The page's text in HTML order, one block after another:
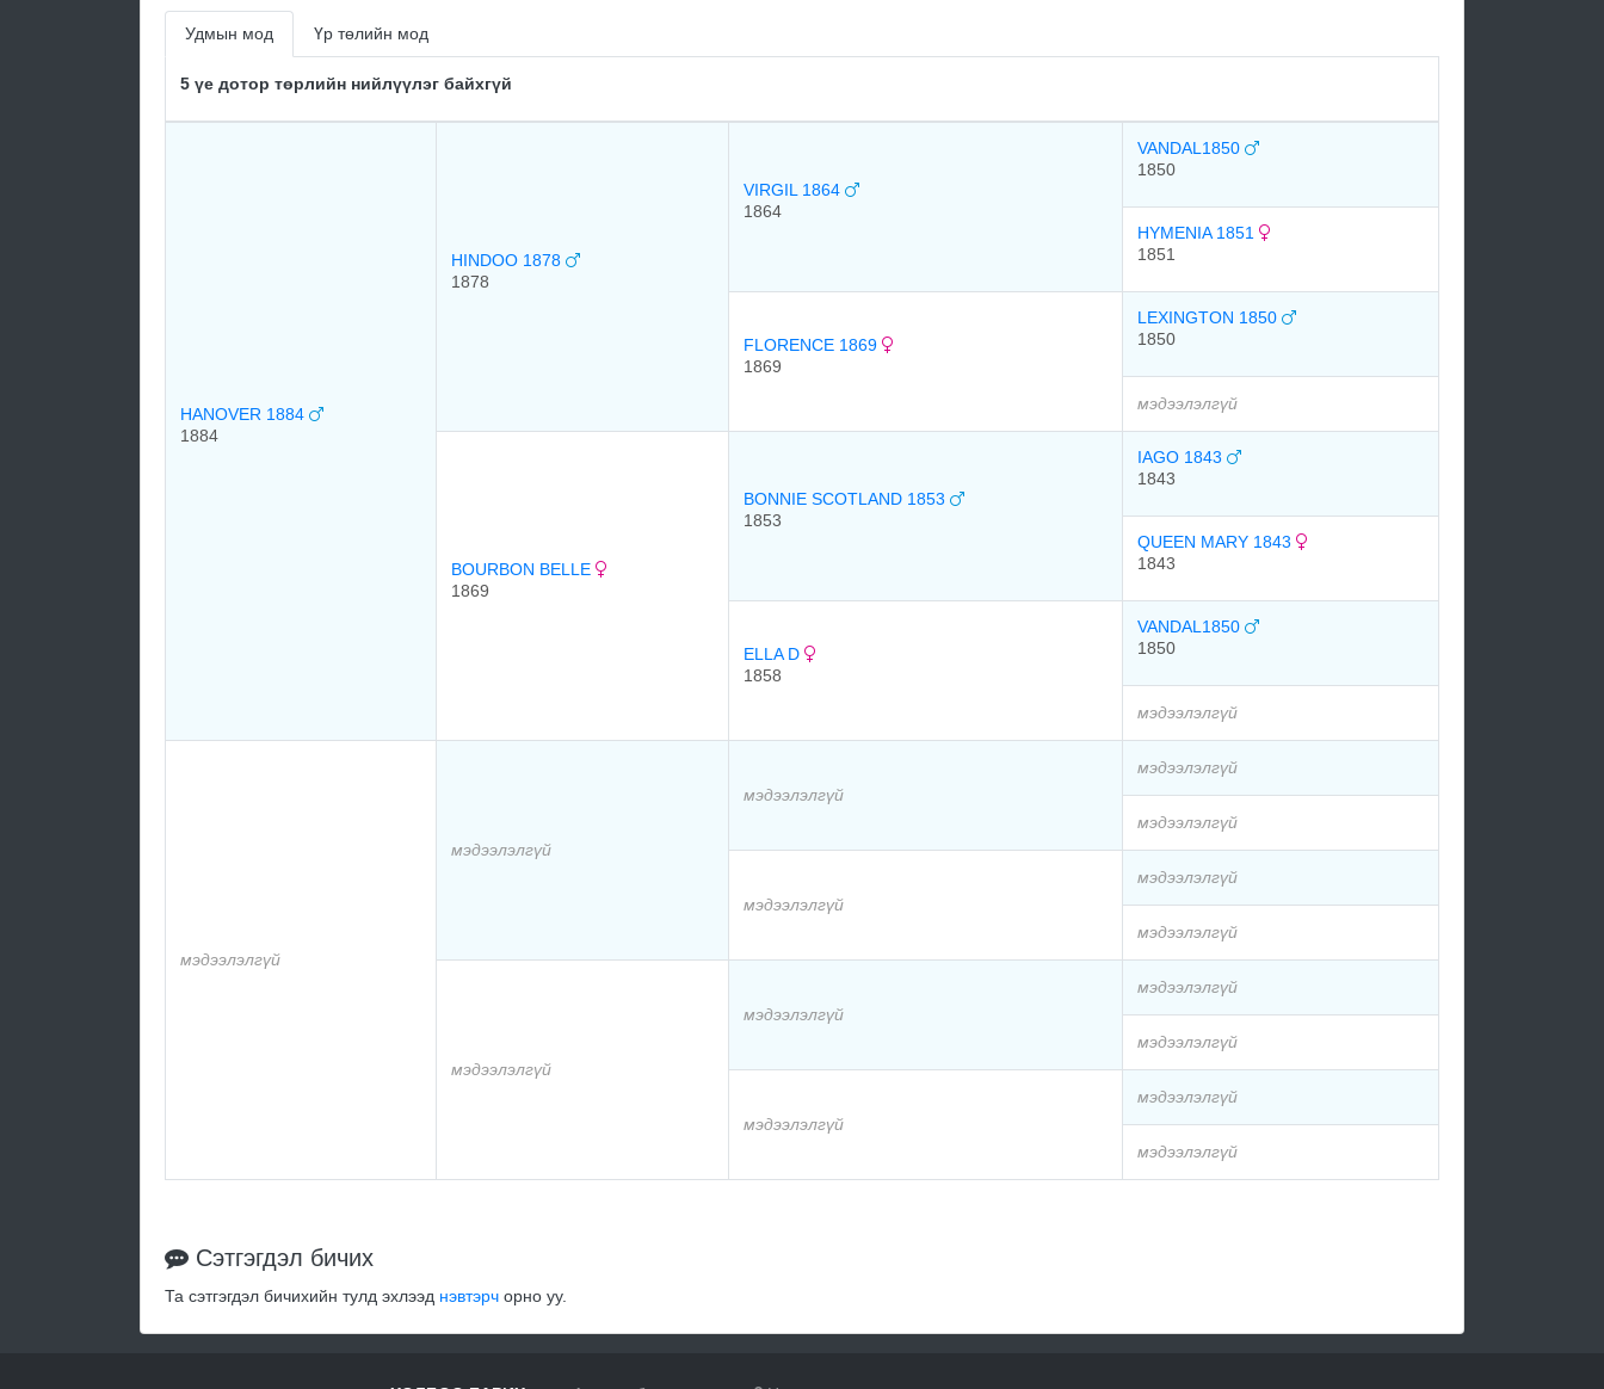
Удмын мод Үр төлийн мод
5 үе дотор төрлийн нийлүүлэг байхгүй
HANOVER 1884
1884
HINDOO 1878
1878
VIRGIL 1864
1864
VANDAL1850
1850
HYMENIA 1851
1851
FLORENCE 1869
1869
LEXINGTON 1850
1850
мэдээлэлгүй
BOURBON BELLE
1869
BONNIE SCOTLAND 1853
1853
IAGO 1843
1843
QUEEN MARY 1843
1843
ELLA D
1858
VANDAL1850
1850
мэдээлэлгүй
мэдээлэлгүй
мэдээлэлгүй
мэдээлэлгүй
мэдээлэлгүй
мэдээлэлгүй
мэдээлэлгүй
мэдээлэлгүй
мэдээлэлгүй
мэдээлэлгүй
мэдээлэлгүй
мэдээлэлгүй
мэдээлэлгүй
мэдээлэлгүй
мэдээлэлгүй
мэдээлэлгүй
Сэтгэгдэл бичих
Та сэтгэгдэл бичихийн тулд эхлээд нэвтэрч орно уу.